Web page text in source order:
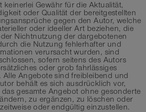
keinerlei Gewähr für die Aktualität,
oder Qualität der bereitgestellten
gegen den Autor, welche
oder ideeller Art beziehen, die
Nichtnutzung der dargebotenen
die Nutzung fehlerhafter und
verursacht wurden, sind
sofern seitens des Autors
oder grob fahrlässiges
Alle Angebote sind freibleibend und
behält es sich ausdrücklich vor,
das gesamte Angebot ohne gesonderte
zu ergänzen, zu löschen oder
oder endgültig einzustellen.